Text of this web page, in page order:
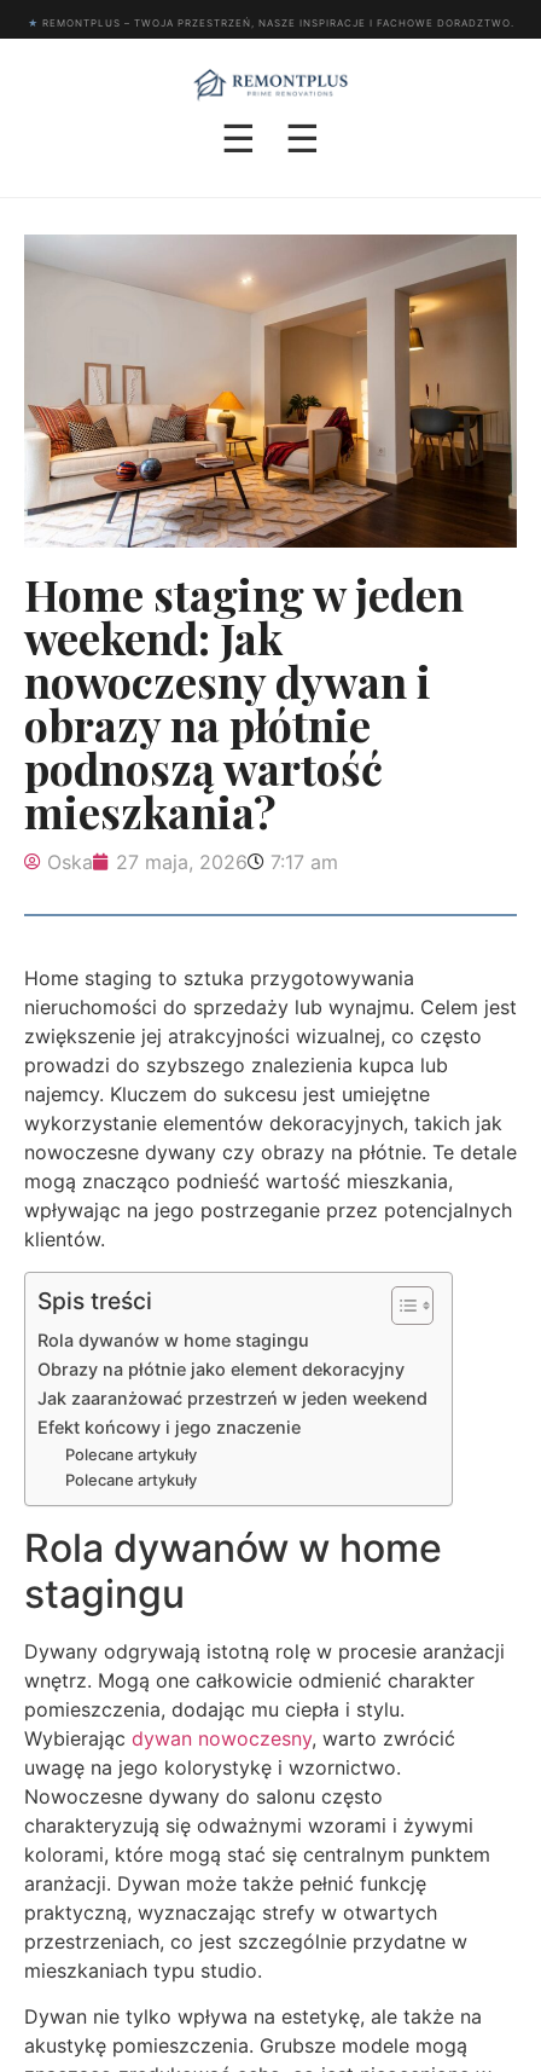
★ REMONTPLUS – TWOJA PRZESTRZEŃ, NASZE INSPIRACJE I FACHOWE DORADZTWO.
☰ ☰
Home staging w jeden
weekend: Jak
nowoczesny dywan i
obrazy na płótnie
podnoszą wartość
mieszkania?
Oska 27 maja, 2026 7:17 am
Home staging to sztuka przygotowywania
nieruchomości do sprzedaży lub wynajmu. Celem jest
zwiększenie jej atrakcyjności wizualnej, co często
prowadzi do szybszego znalezienia kupca lub
najemcy. Kluczem do sukcesu jest umiejętne
wykorzystanie elementów dekoracyjnych, takich jak
nowoczesne dywany czy obrazy na płótnie. Te detale
mogą znacząco podnieść wartość mieszkania,
wpływając na jego postrzeganie przez potencjalnych
klientów.
Spis treści
Rola dywanów w home stagingu
Obrazy na płótnie jako element dekoracyjny
Jak zaaranżować przestrzeń w jeden weekend
Efekt końcowy i jego znaczenie
Polecane artykuły
Polecane artykuły
Rola dywanów w home
stagingu
Dywany odgrywają istotną rolę w procesie aranżacji
wnętrz. Mogą one całkowicie odmienić charakter
pomieszczenia, dodając mu ciepła i stylu.
Wybierając dywan nowoczesny, warto zwrócić
uwagę na jego kolorystykę i wzornictwo.
Nowoczesne dywany do salonu często
charakteryzują się odważnymi wzorami i żywymi
kolorami, które mogą stać się centralnym punktem
aranżacji. Dywan może także pełnić funkcję
praktyczną, wyznaczając strefy w otwartych
przestrzeniach, co jest szczególnie przydatne w
mieszkaniach typu studio.
Dywan nie tylko wpływa na estetykę, ale także na
akustykę pomieszczenia. Grubsze modele mogą